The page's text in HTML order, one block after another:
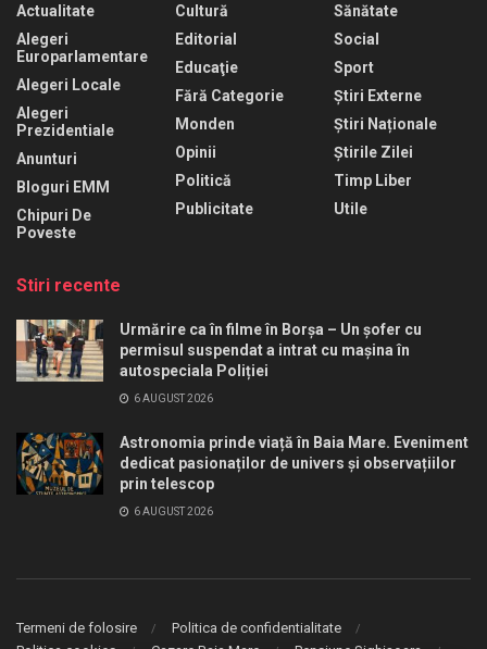
Actualitate
Alegeri
Europarlamentare
Alegeri Locale
Alegeri
Prezidentiale
Anunturi
Bloguri EMM
Chipuri De
Poveste
Cultură
Editorial
Educaţie
Fără Categorie
Monden
Opinii
Politică
Publicitate
Sănătate
Social
Sport
Știri Externe
Știri Naționale
Știrile Zilei
Timp Liber
Utile
Stiri recente
Urmărire ca în filme în Borșa – Un șofer cu
permisul suspendat a intrat cu mașina în
autospeciala Poliției
6 AUGUST 2026
Astronomia prinde viață în Baia Mare. Eveniment
dedicat pasionaților de univers și observațiilor
prin telescop
6 AUGUST 2026
Termeni de folosire
Politica de confidentialitate